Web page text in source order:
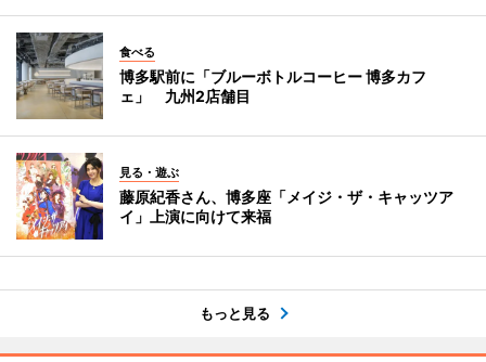
食べる
博多駅前に「ブルーボトルコーヒー 博多カフ
ェ」 九州2店舗目
見る・遊ぶ
藤原紀香さん、博多座「メイジ・ザ・キャッツア
イ」上演に向けて来福
もっと見る